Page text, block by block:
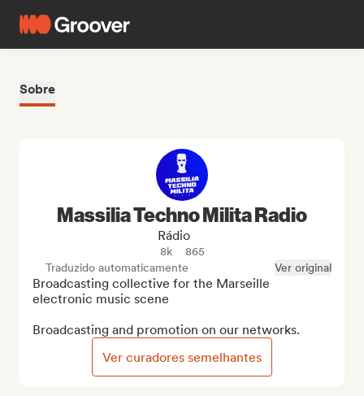
Sobre
Massilia Techno Milita Radio
Rádio
8k
865
Traduzido automaticamente
Ver original
Broadcasting collective for the Marseille
electronic music scene
Broadcasting and promotion on our networks.
Ver curadores semelhantes